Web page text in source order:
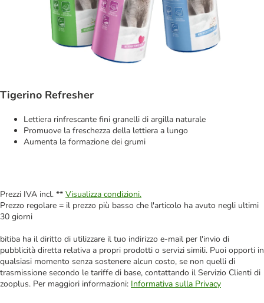
Tigerino Refresher
Lettiera rinfrescante fini granelli di argilla naturale
Promuove la freschezza della lettiera a lungo
Aumenta la formazione dei grumi
Prezzi IVA incl. ** Visualizza condizioni.
Prezzo regolare = il prezzo più basso che l'articolo ha avuto negli ultimi
30 giorni
bitiba ha il diritto di utilizzare il tuo indirizzo e-mail per l'invio di
pubblicità diretta relativa a propri prodotti o servizi simili. Puoi opporti in
qualsiasi momento senza sostenere alcun costo, se non quelli di
trasmissione secondo le tariffe di base, contattando il Servizio Clienti di
zooplus. Per maggiori informazioni: Informativa sulla Privacy